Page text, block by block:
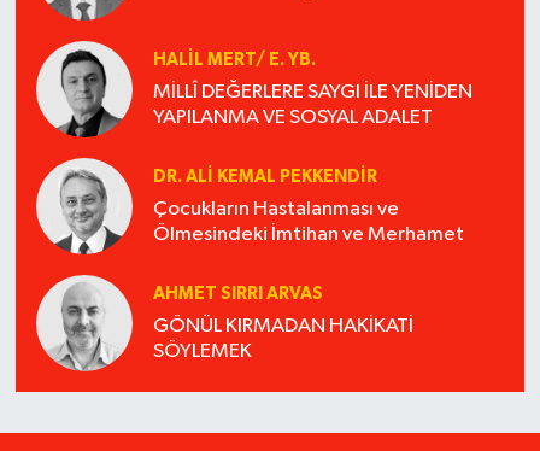
HALIL MERT/ E. YB.
MİLLÎ DEĞERLERE SAYGI İLE YENİDEN
YAPILANMA VE SOSYAL ADALET
DR. ALI KEMAL PEKKENDIR
Çocukların Hastalanması ve
Ölmesindeki İmtihan ve Merhamet
AHMET SIRRI ARVAS
GÖNÜL KIRMADAN HAKİKATİ
SÖYLEMEK